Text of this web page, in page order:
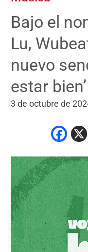
Bajo el
Lu,
nuevo
estar bien’
3 de octubre de